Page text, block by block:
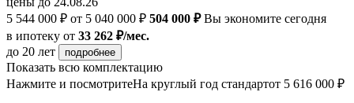
5 544 000 ₽ от 5 040 000 ₽ 504 000 ₽Вы экономите сегодня
в ипотеку от 33 262 ₽/мес.
до 20 лет
подробнее
Показать всю комплектацию
Нажмите и посмотритеНа круглый год стандартот 5 616 000 ₽